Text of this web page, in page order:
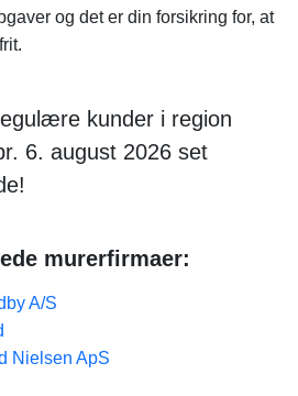
og det er din forsikring for, at
kunder i region
6. august 2026 set
murerfirmaer:
A/S
Nielsen ApS